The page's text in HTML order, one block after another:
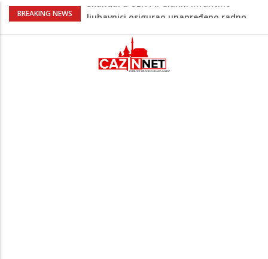
BREAKING NEWS
Kuhar otkrio kako pripremiti jaja
Stvari koje su djeca 80-ih radila bez
pitanja, a danas moraju tražiti
dopuštenje